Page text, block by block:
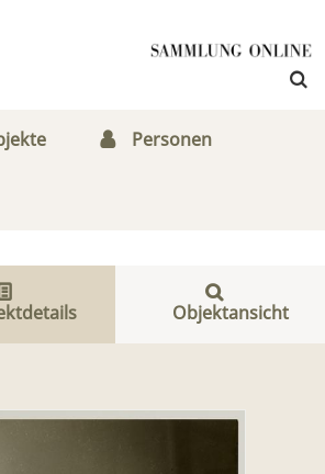
Personen
Objektansicht